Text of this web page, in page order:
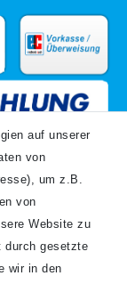
auf unserer
von
um z.B.
von
Website zu
durch gesetzte
wir in den